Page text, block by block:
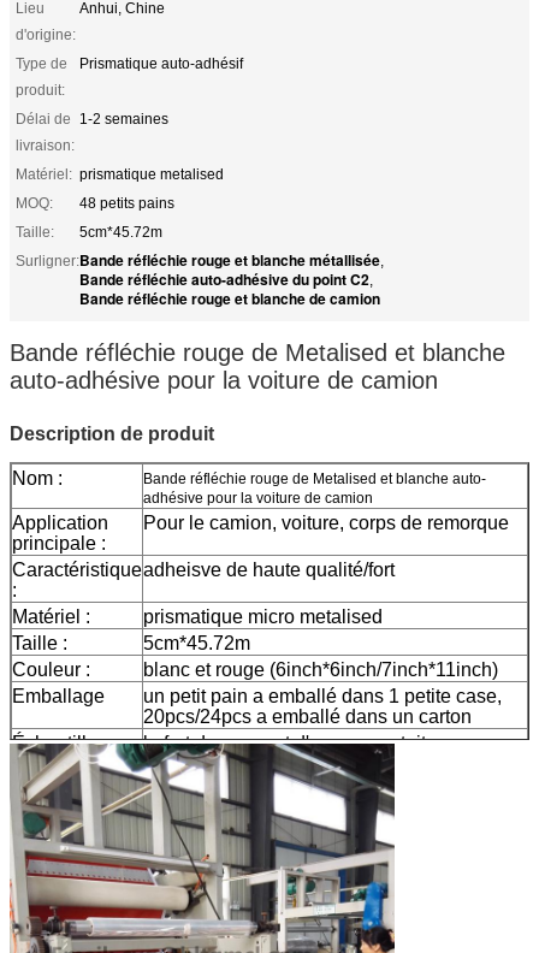
Lieu
d'origine:
Anhui, Chine
Type de
produit:
Prismatique auto-adhésif
Délai de
livraison:
1-2 semaines
Matériel: prismatique metalised
MOQ:
48 petits pains
Taille:
5cm*45.72m
Surligner:Bande réfléchie rouge et blanche métallisée,
Bande réfléchie auto-adhésive du point C2,
Bande réfléchie rouge et blanche de camion
Bande réfléchie rouge de Metalised et blanche
auto-adhésive pour la voiture de camion
Description de produit
Nom :
Bande réfléchie rouge de Metalised et blanche auto-
adhésive pour la voiture de camion
Application
principale :
Pour le camion, voiture, corps de remorque
Caractéristique
:
adheisve de haute qualité/fort
Matériel :
prismatique micro metalised
Taille :
5cm*45.72m
Couleur :
blanc et rouge (6inch*6inch/7inch*11inch)
Emballage
un petit pain a emballé dans 1 petite case,
20pcs/24pcs a emballé dans un carton
Échantillon :
le fret de moment d'aperçu gratuit se
rassemblent
La livraison
7 jours, selon la quantité d'ordre